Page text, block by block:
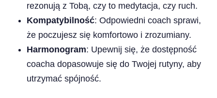
rezonują z Tobą, czy to medytacja, czy ruch.
Kompatybilność: Odpowiedni coach sprawi,
że poczujesz się komfortowo i zrozumiany.
Harmonogram: Upewnij się, że dostępność
coacha dopasowuje się do Twojej rutyny, aby
utrzymać spójność.